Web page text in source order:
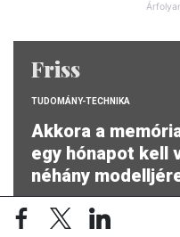
Friss
TUDOMÁNY-TECHNIKA
Akkora a
egy hónapot kell
néhány